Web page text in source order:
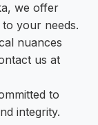
we offer
your needs.
nuances
us at
to
integrity.